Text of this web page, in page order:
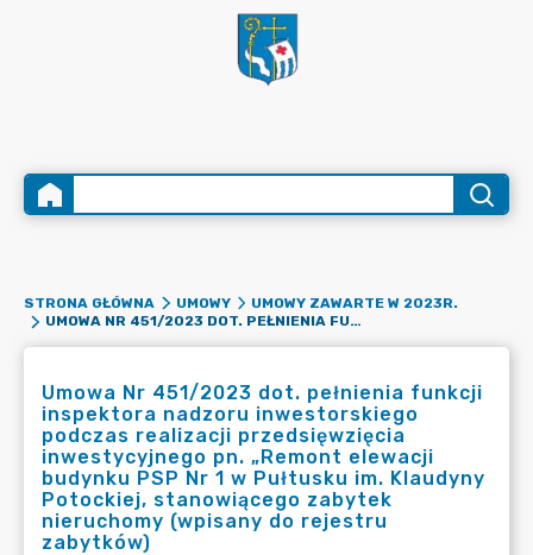
STRONA GŁÓWNA UMOWY
UMOWY ZAWARTE W 2023R.
UMOWA NR 451/2023 DOT. PEŁNIENIA FUNKCJI INSPEKTORA NADZORU INWESTORSKIEGO PODCZAS REALIZACJI PRZEDSIĘWZIĘCIA INWESTYCYJNEGO PN. „REMONT ELEWACJI BUDYNKU PSP NR 1 W PUŁTUSKU IM. KLAUDYNY POTOCKIEJ, STANOWIĄCEGO ZABYTEK NIERUCHOMY (WPISANY DO REJESTRU ZABYTKÓW)
Umowa Nr 451/2023 dot. pełnienia funkcji
inspektora nadzoru inwestorskiego
podczas realizacji przedsięwzięcia
inwestycyjnego pn. „Remont elewacji
budynku PSP Nr 1 w Pułtusku im. Klaudyny
Potockiej, stanowiącego zabytek
nieruchomy (wpisany do rejestru
zabytków)